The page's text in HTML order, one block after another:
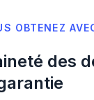
OBTENEZ
des